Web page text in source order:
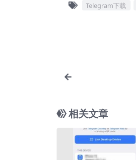
Telegram下载
相关文章